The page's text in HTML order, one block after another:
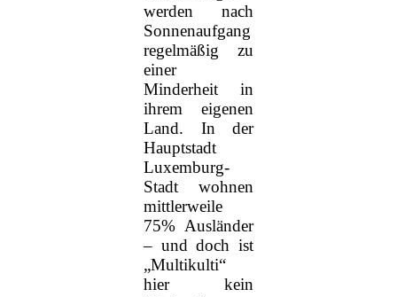
werden nach
Sonnenaufgang
regelmäßig zu
einer
Minderheit in
ihrem eigenen
Land. In der
Hauptstadt
Luxemburg-
Stadt wohnen
mittlerweile
75% Ausländer
– und doch ist
„Multikulti“
hier kein